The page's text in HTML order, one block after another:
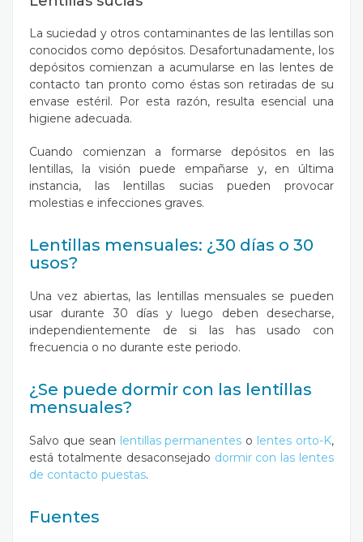
La suciedad y otros contaminantes de las lentillas son
conocidos como depósitos. Desafortunadamente, los
depósitos comienzan a acumularse en las lentes de
contacto tan pronto como éstas son retiradas de su
envase estéril. Por esta razón, resulta esencial una
higiene adecuada.
Cuando comienzan a formarse depósitos en las
lentillas, la visión puede empañarse y, en última
instancia, las lentillas sucias pueden provocar
molestias e infecciones graves.
Lentillas mensuales: ¿30 días o 30
usos?
Una vez abiertas, las lentillas mensuales se pueden
usar durante 30 días y luego deben desecharse,
independientemente de si las has usado con
frecuencia o no durante este periodo.
¿Se puede dormir con las lentillas
mensuales?
Salvo que sean lentillas permanentes o lentes orto-K,
está totalmente desaconsejado dormir con las lentes
de contacto puestas.
Fuentes